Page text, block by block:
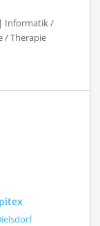
Informatik /
/ Therapie